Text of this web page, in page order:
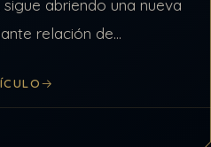
sigue abriendo una nueva
relación de
aclarar, que el